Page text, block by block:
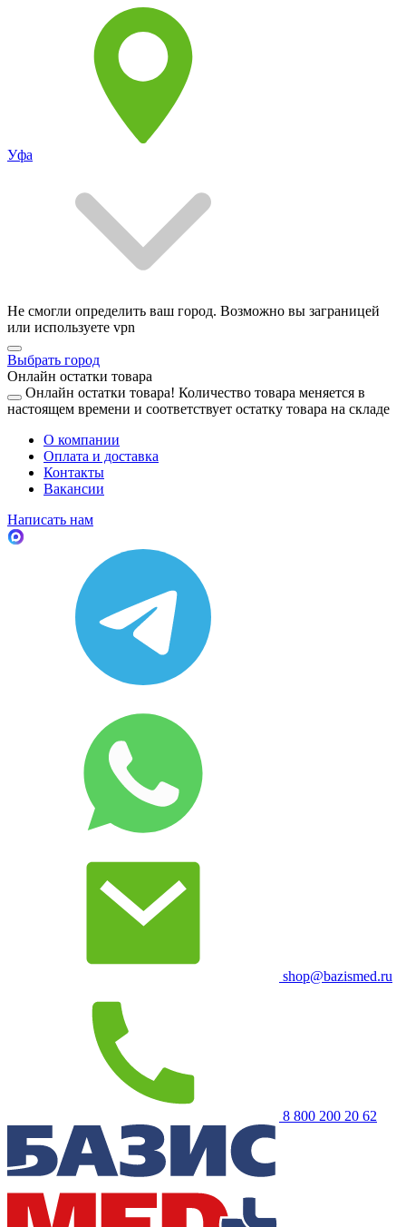
Уфа
Не смогли определить ваш город. Возможно вы заграницей
или используете vpn
Выбрать город
Онлайн остатки товара
Онлайн остатки товара! Количество товара меняется в
настоящем времени и соответствует остатку товара на складе
О компании
Оплата и доставка
Контакты
Вакансии
Написать нам
shop@bazismed.ru
8 800 200 20 62